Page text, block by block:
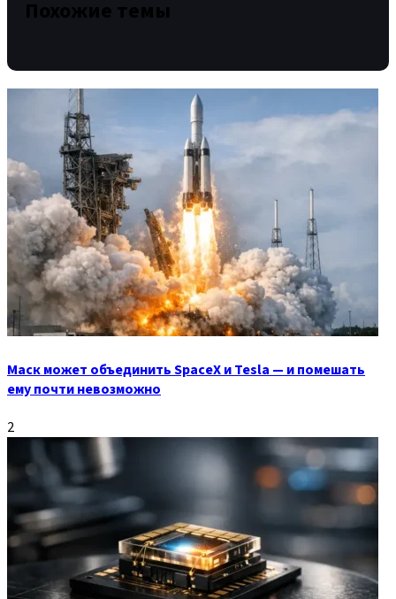
Похожие темы
Маск может объединить SpaceX и Tesla — и помешать
ему почти невозможно
2